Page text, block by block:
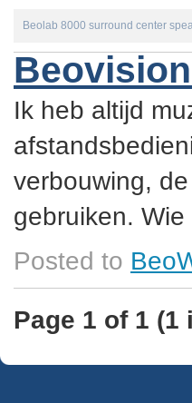
Beolab 8000 surround center
Ik heb altijd
verbouwing,
gebruiken.
Posted to
Page 1 of 1 (1